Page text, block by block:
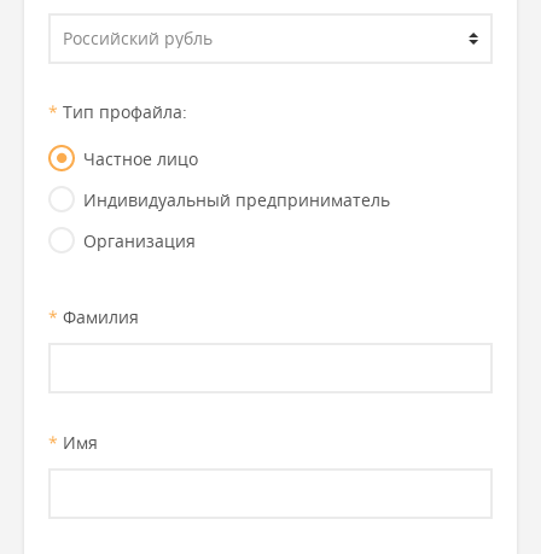
* Тип профайла:
Частное лицо
Индивидуальный предприниматель
Организация
* Фамилия
* Имя